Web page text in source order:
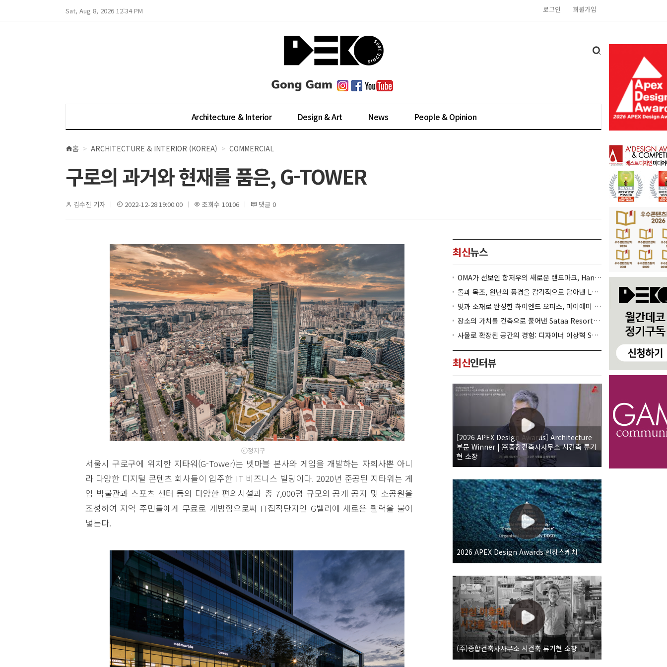
Sat, Aug 8, 2026 12:34 PM 로그인 회원가입
Architecture & Interior Design & Art News People & Opinion
현
위
홈 ARCHITECTURE & INTERIOR (KOREA) COMMERCIAL
구로의 과거와 현재를 품은, G-TOWER
김수진 기자 2022-12-28 19:00:00 조회수 10106 댓글 0
ⓒ정지구
서울시 구로구에 위치한 지타워(G-Tower)는 넷마블 본사와 게임을 개발하는 자회사뿐 아니
라 다양한 디지털 콘텐츠 회사들이 입주한 IT 비즈니스 빌딩이다. 2020년 준공된 지타워는 게
임 박물관과 스포츠 센터 등의 다양한 편의시설과 총 7,000평 규모의 공개 공지 및 소공원을
조성하여 지역 주민들에게 무료로 개방함으로써 IT집적단지인 G밸리에 새로운 활력을 불어
넣는다.
최신뉴스
OMA가 선보인 항저우의 새로운 랜드마크, Hangzhou Prism
돌과 목조, 윈난의 풍경을 감각적으로 담아낸 Lan Bistro Yunnan Restaurant
빛과 소재로 완성한 하이엔드 오피스, 마이애미 830 Brickell
장소의 가치를 건축으로 풀어낸 Sataa Resort Nan
사물로 확장된 공간의 경험: 디자이너 이상혁 SANGHYEOK LEE
최신인터뷰
[2026 APEX Design Awards] Architecture
부문 Winner | ㈜종합건축사사무소 시건축 류기
현 소장
2026 APEX Design Awards 현장스케치
(주)종합건축사사무소 시건축 류기현 소장